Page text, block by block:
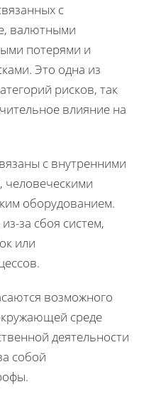
с
валютными
потерями и
Это одна из
рисков, так
влияние на
с внутренними
человеческими
оборудованием.
за сбоя систем,
или
возможного
среде
деятельности
собой